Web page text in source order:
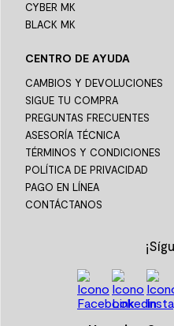
CYBER MK
BLACK MK
CENTRO DE AYUDA
CAMBIOS Y DEVOLUCIONES
SIGUE TU COMPRA
PREGUNTAS FRECUENTES
ASESORÍA TÉCNICA
TÉRMINOS Y CONDICIONES
POLÍTICA DE PRIVACIDAD
PAGO EN LÍNEA
CONTÁCTANOS